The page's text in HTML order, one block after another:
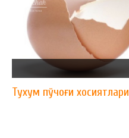
Тухум пўчоғи хосиятлари